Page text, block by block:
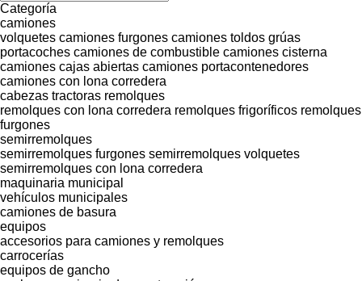
Categoría
camiones
volquetes camiones furgones camiones toldos grúas
portacoches camiones de combustible camiones cisterna
camiones cajas abiertas camiones portacontenedores
camiones con lona corredera
cabezas tractoras remolques
remolques con lona corredera remolques frigoríficos remolques
furgones
semirremolques
semirremolques furgones semirremolques volquetes
semirremolques con lona corredera
maquinaria municipal
vehículos municipales
camiones de basura
equipos
accesorios para camiones y remolques
carrocerías
equipos de gancho